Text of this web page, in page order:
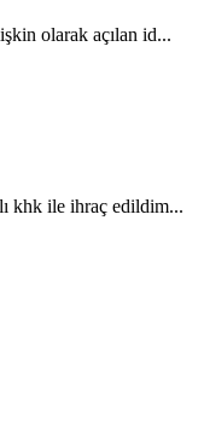
olarak açılan id...
khk ile ihraç edildim...